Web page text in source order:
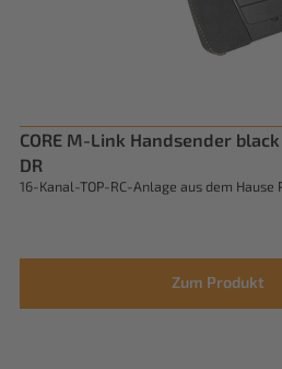
CORE M-Link Handsender
DR
16-Kanal-TOP-RC-Anlage aus dem Hause
Zum Produkt